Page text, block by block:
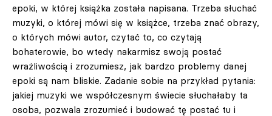
epoki, w której książka została napisana. Trzeba słuchać
muzyki, o której mówi się w książce, trzeba znać obrazy,
o których mówi autor, czytać to, co czytają
bohaterowie, bo wtedy nakarmisz swoją postać
wrażliwością i zrozumiesz, jak bardzo problemy danej
epoki są nam bliskie. Zadanie sobie na przykład pytania:
jakiej muzyki we współczesnym świecie słuchałaby ta
osoba, pozwala zrozumieć i budować tę postać tu i